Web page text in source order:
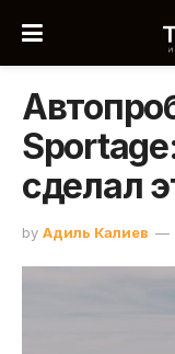
сделал
by Адиль Калиев